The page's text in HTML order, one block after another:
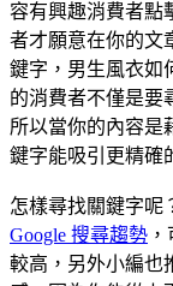
容有興趣消費者點
者才願意在你的文
鍵字，男生風衣如
的消費者不僅是要
所以當你的內容是
鍵字能吸引更精確
怎樣尋找關鍵字呢
Google 搜尋趨勢
較高，另外小編也